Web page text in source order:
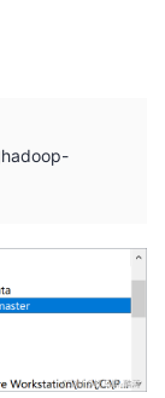
hadoop-